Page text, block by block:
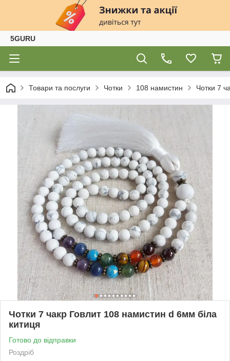
5GURU
Товари та послуги Чотки 108 намистин Чотки 7
Чотки 7 чакр Говлит 108 намистин d 6мм біла
китиця
Готово до відправки
Роздріб